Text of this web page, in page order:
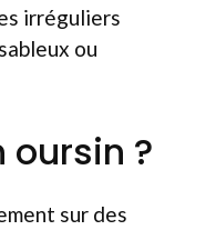
irréguliers
ou
oursin ?
sur des